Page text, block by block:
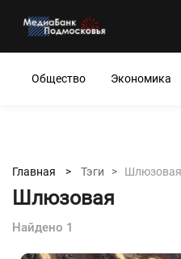
Общество Экономика
Главная > Тэги > Шлюзовая
Шлюзовая
Найдено 1